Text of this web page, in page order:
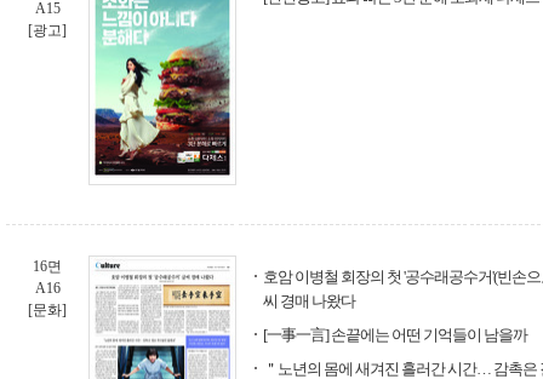
A15
[광고]
16면
A16
[문화]
호암 이병철 회장의 첫 '공수래공수거'(빈손
씨 경매 나왔다
[一事一言] 손끝에는 어떤 기억들이 남을까
＂노년의 몸에 새겨진 흘러간 시간… 감촉은